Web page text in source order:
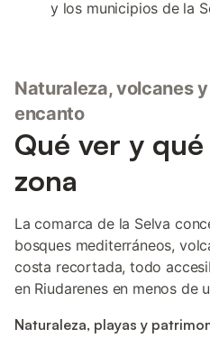
y los municipios de la
Naturaleza, volcanes
encanto
Qué ver y
zona
La comarca de la Selva
bosques mediterráneos,
costa recortada, todo
en Riudarenes en menos de
Naturaleza, playas y